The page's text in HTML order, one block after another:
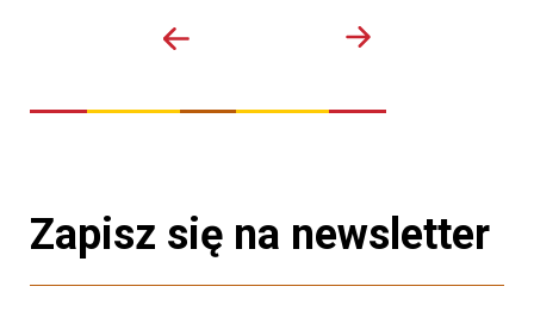
Zapisz się na newsletter